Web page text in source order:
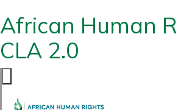
African Human
CLA 2.0